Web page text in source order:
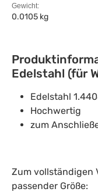
Gewicht:
0.0105 kg
Edelstahl (für
Edelstahl
Hochwertig
zum
Zum vollständigen
passender Größe: